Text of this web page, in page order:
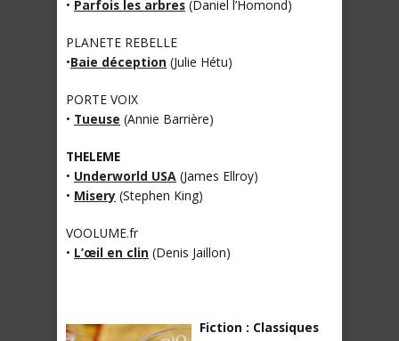
• Parfois les arbres (Daniel l’Homond)
PLANETE REBELLE
•Baie déception (Julie Hétu)
PORTE VOIX
• Tueuse (Annie Barrière)
THELEME
• Underworld USA (James Ellroy)
• Misery (Stephen King)
VOOLUME.fr
• L’œil en clin (Denis Jaillon)
Fiction : Classiques